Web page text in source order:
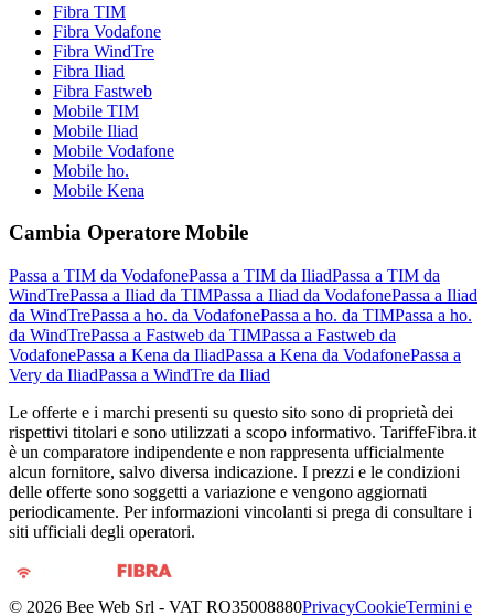
Fibra TIM
Fibra Vodafone
Fibra WindTre
Fibra Iliad
Fibra Fastweb
Mobile TIM
Mobile Iliad
Mobile Vodafone
Mobile ho.
Mobile Kena
Cambia Operatore Mobile
Passa a TIM da VodafonePassa a TIM da IliadPassa a TIM da
WindTrePassa a Iliad da TIMPassa a Iliad da VodafonePassa a Iliad
da WindTrePassa a ho. da VodafonePassa a ho. da TIMPassa a ho.
da WindTrePassa a Fastweb da TIMPassa a Fastweb da
VodafonePassa a Kena da IliadPassa a Kena da VodafonePassa a
Very da IliadPassa a WindTre da Iliad
Le offerte e i marchi presenti su questo sito sono di proprietà dei
rispettivi titolari e sono utilizzati a scopo informativo. TariffeFibra.it
è un comparatore indipendente e non rappresenta ufficialmente
alcun fornitore, salvo diversa indicazione. I prezzi e le condizioni
delle offerte sono soggetti a variazione e vengono aggiornati
periodicamente. Per informazioni vincolanti si prega di consultare i
siti ufficiali degli operatori.
© 2026 Bee Web Srl - VAT RO35008880PrivacyCookieTermini e